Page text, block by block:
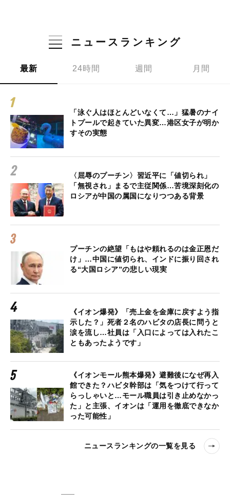
ニュースランキング
最新 24時間 週間 月間
「泳ぐ人はほとんどいなくて…」猛暑のナイ
トプールで起きていた異変…港区女子が明か
すその実態
〈屈辱のプーチン〉習近平に「値切られ」
「無視され」まるで主従関係…苦境深刻化の
ロシアが中国の属国になりつつある背景
プーチンの絶望「もはや頼れるのは金正恩だ
け」…中国に値切られ、インドに振り回され
る“大国ロシア”の悲しい現実
《イオン爆発》「売上金を金庫に戻すよう指
示した？」死者２名のハビタの店長に問うと
涙を流し…社員は「入口によっては入れたこ
ともあったようです」
《イオンモール熊本爆発》避難後になぜ再入
館できた？ハビタ幹部は「気をつけて行って
らっしゃいと…モール職員は引き止めなかっ
た」と主張、イオンは「運用を徹底できなか
った可能性」
ニュースランキングの一覧を見る